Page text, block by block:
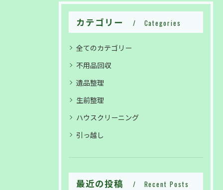
カテゴリー Categories
全てのカテゴリー
不用品回収
遺品整理
生前整理
ハウスクリーニング
引っ越し
最近の投稿 Recent Posts